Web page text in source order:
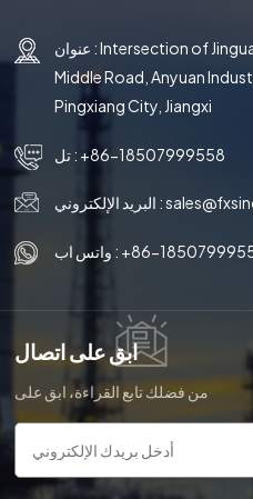
عنوان : Intersection of Jinguang Avenue and Chongqing
Middle Road, Anyuan
Pingxiang City, Jiangxi
تل : +86-18507999558
البريد الإلكتروني :
واتس اب : +86-
ابق على اتصال
من فضلك تابع القراءة، ابق على
اطلاع، اشترك، ونحن نرحب بك لتخبرنا